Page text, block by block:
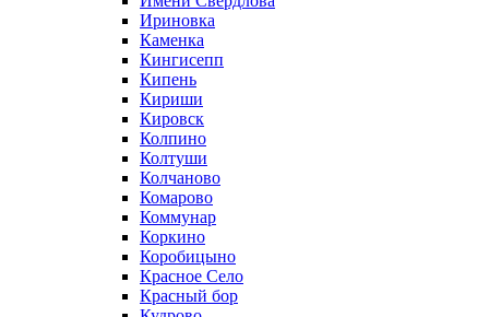
Ириновка
Каменка
Кингисепп
Кипень
Кириши
Кировск
Колпино
Колтуши
Колчаново
Комарово
Коммунар
Коркино
Коробицыно
Красное Село
Красный бор